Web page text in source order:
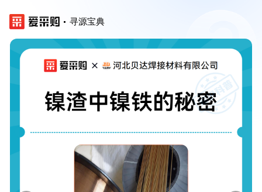
寻源宝典